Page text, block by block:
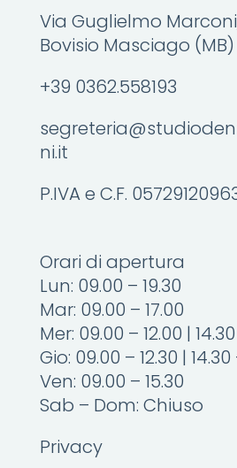
Via Guglielmo
Bovisio Masciago (MB)
+39 0362.558193
ni.it
P.IVA e C.F.
Orari di apertura
Lun: 09.00 – 19.30
Mar: 09.00 – 17.00
Mer: 09.00 – 12.00 |
Gio: 09.00 – 12.30 | 14.30
Ven: 09.00 – 15.30
Sab – Dom: Chiuso
Privacy